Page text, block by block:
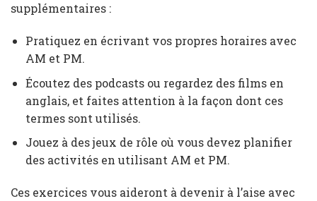
supplémentaires :
Pratiquez en écrivant vos propres horaires avec
AM et PM.
Écoutez des podcasts ou regardez des films en
anglais, et faites attention à la façon dont ces
termes sont utilisés.
Jouez à des jeux de rôle où vous devez planifier
des activités en utilisant AM et PM.
Ces exercices vous aideront à devenir à l’aise avec